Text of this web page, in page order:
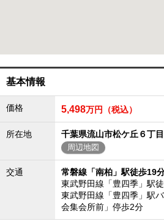
基本情報
価格 5,498万円（税込）
所在地 千葉県流山市松ケ丘６丁目
周辺地図
交通
常磐線「南柏」駅徒歩19
東武野田線「豊四季」駅
東武野田線「豊四季」駅
会集会所前」停歩2分
成田･銚子方面エリアの中古一戸建
四街道･佐倉･八千代方面エリア
四街道･佐倉･八千代方面エリアの新築一戸建
四街道･佐倉･八千代方面エリアの中古一戸建
四街道･佐倉･八千代方面エリアのマンション
四街道･佐倉･八千代方面エリアの土地
船橋･市川･浦安方面エリア
船橋･市川･浦安方面エリアの新築一戸建
船橋･市川･浦安方面エリアの中古一戸建
船橋･市川･浦安方面エリアのマンション
船橋･市川･浦安方面エリアの土地